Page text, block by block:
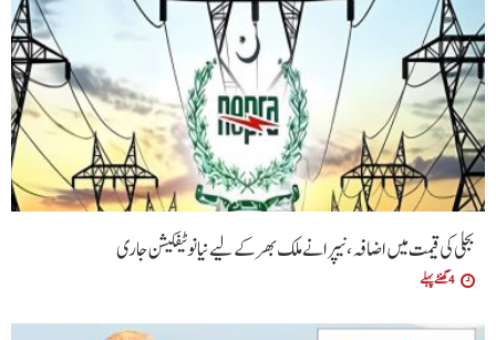
بجلی کی قیمت میں اضافہ، نیپرا نے ملک بھر کے لیے نیا نوٹیفکیشن جاری
4 گھنٹے پہلے